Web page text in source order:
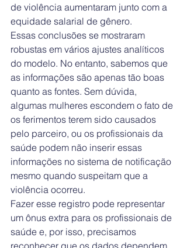
de violência aumentaram junto com a
equidade salarial de gênero.
Essas conclusões se mostraram
robustas em vários ajustes analíticos
do modelo. No entanto, sabemos que
as informações são apenas tão boas
quanto as fontes. Sem dúvida,
algumas mulheres escondem o fato de
os ferimentos terem sido causados
pelo parceiro, ou os profissionais da
saúde podem não inserir essas
informações no sistema de notificação
mesmo quando suspeitam que a
violência ocorreu.
Fazer esse registro pode representar
um ônus extra para os profissionais de
saúde e, por isso, precisamos